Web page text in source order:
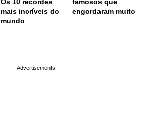
Os 10 recordes
mais incríveis do
mundo
famosos que
engordaram muito